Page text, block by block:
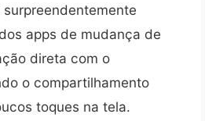
apps de mudança de
direta com o
o compartilhamento
toques na tela.